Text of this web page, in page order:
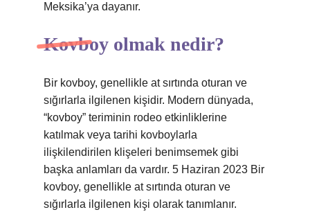
Meksika’ya dayanır.
Kovboy olmak nedir?
Bir kovboy, genellikle at sırtında oturan ve
sığırlarla ilgilenen kişidir. Modern dünyada,
“kovboy” teriminin rodeo etkinliklerine
katılmak veya tarihi kovboylarla
ilişkilendirilen klişeleri benimsemek gibi
başka anlamları da vardır. 5 Haziran 2023 Bir
kovboy, genellikle at sırtında oturan ve
sığırlarla ilgilenen kişi olarak tanımlanır.